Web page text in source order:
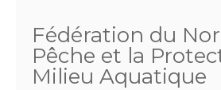
Fédération du
Pêche et la
Milieu Aquatique